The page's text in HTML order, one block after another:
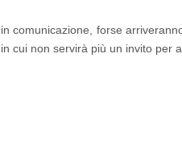
comunicazione, forse
cui non servirà più un invito per